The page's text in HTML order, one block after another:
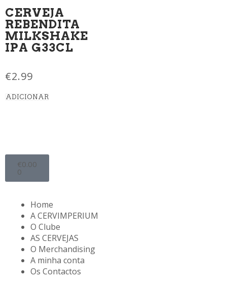
CERVEJA
REBENDITA
MILKSHAKE
IPA G33CL
€2.99
ADICIONAR
€0.00
0
Home
A CERVIMPERIUM
O Clube
AS CERVEJAS
O Merchandising
A minha conta
Os Contactos